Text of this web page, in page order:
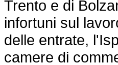
Trento e di
infortuni sul
delle entrate,
camere di